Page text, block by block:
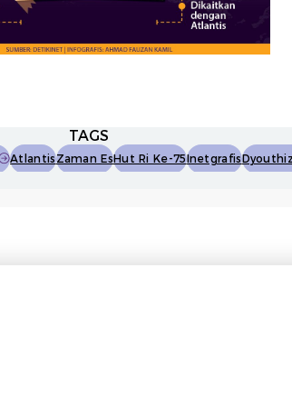
TAGS
AtlantisZaman EsHut Ri Ke-75Inetgrafis